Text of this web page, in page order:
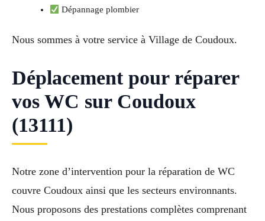
Dépannage plombier
Nous sommes à votre service à Village de Coudoux.
Déplacement pour réparer
vos WC sur Coudoux
(13111)
Notre zone d’intervention pour la réparation de WC
couvre Coudoux ainsi que les secteurs environnants.
Nous proposons des prestations complètes comprenant